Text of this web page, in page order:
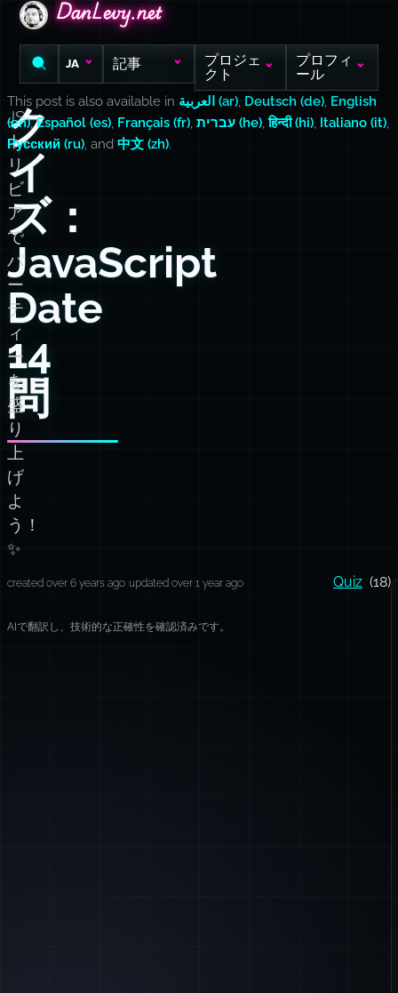
DanLevy.net
DanLevy.net
DanLevy.net
JA 記事
プロジェ
クト
プロフィ
ール
ク
イ
ズ：
JavaScript
Date
14
問
JS
ト
リ
ビ
ア
で
パ
ー
テ
ィ
ー
を
盛
り
上
げ
よ
う！
✨
This post is also available in العربية (ar), Deutsch (de), English
(en),Español (es), Français (fr), עברית (he),हिन्दी (hi), Italiano (it),
Русский (ru), and 中文 (zh).
created over 6 years ago updated over 1 year ago Quiz (18)
AIで翻訳し、技術的な正確性を確認済みです。